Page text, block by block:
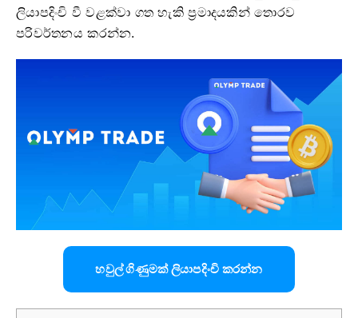
ලියාපදිංචි වී වළක්වා ගත හැකි ප්‍රමාදයකින් තොරව
පරිවර්තනය කරන්න.
හවුල් ගිණුමක් ලියාපදිංචි කරන්න